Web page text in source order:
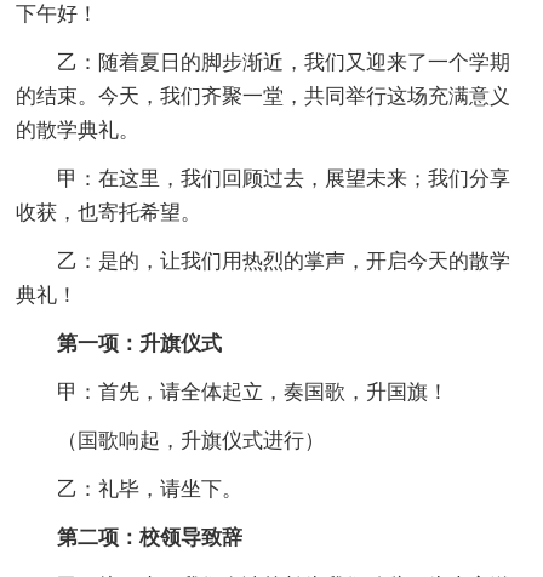
下午好！
乙：随着夏日的脚步渐近，我们又迎来了一个学期
的结束。今天，我们齐聚一堂，共同举行这场充满意义
的散学典礼。
甲：在这里，我们回顾过去，展望未来；我们分享
收获，也寄托希望。
乙：是的，让我们用热烈的掌声，开启今天的散学
典礼！
第一项：升旗仪式
甲：首先，请全体起立，奏国歌，升国旗！
（国歌响起，升旗仪式进行）
乙：礼毕，请坐下。
第二项：校领导致辞